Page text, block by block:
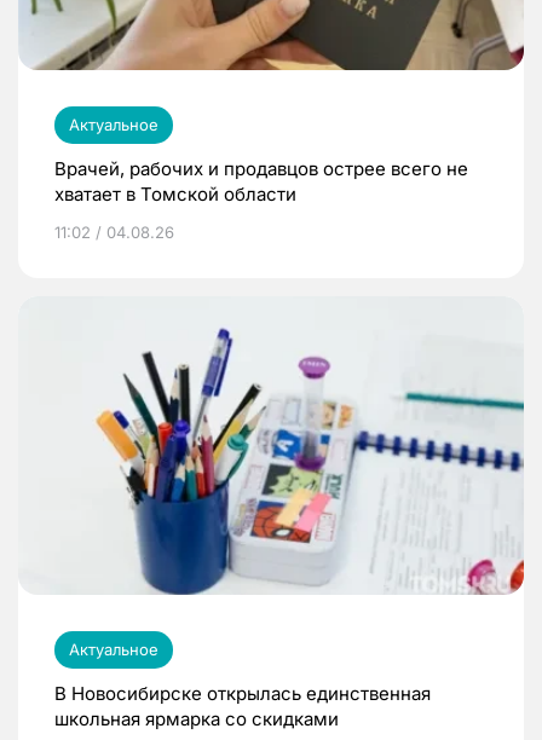
Актуальное
Врачей, рабочих и продавцов острее всего не
хватает в Томской области
11:02 / 04.08.26
Актуальное
В Новосибирске открылась единственная
школьная ярмарка со скидками